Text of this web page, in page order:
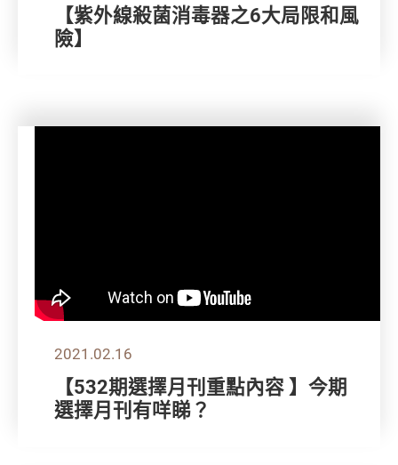
【紫外線殺菌消毒器之6大局限和風
險】
2021.02.16
【532期選擇月刊重點內容 】今期
選擇月刊有咩睇？